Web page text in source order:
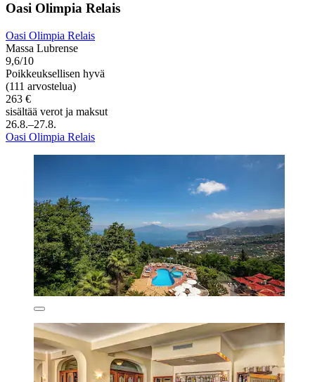
Oasi Olimpia Relais
Oasi Olimpia Relais
Massa Lubrense
9,6/10
Poikkeuksellisen hyvä
(111 arvostelua)
263 €
sisältää verot ja maksut
26.8.–27.8.
Oasi Olimpia Relais